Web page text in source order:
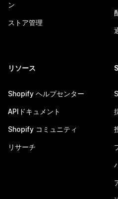
ン
ストア管理
リソース
Shopify ヘルプセンター
APIドキュメント
Shopify コミュニティ
リサーチ